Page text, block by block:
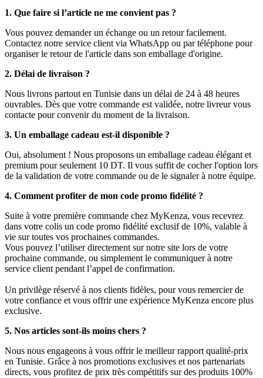
1. Que faire si l’article ne me convient pas ?
Vous pouvez demander un échange ou un retour facilement.
Contactez notre service client via WhatsApp ou par téléphone pour
organiser le retour de l'article dans son emballage d'origine.
2. Délai de livraison ?
Nous livrons partout en Tunisie dans un délai de 24 à 48 heures
ouvrables. Dès que votre commande est validée, notre livreur vous
contacte pour convenir du moment de la livraison.
3. Un emballage cadeau est-il disponible ?
Oui, absolument ! Nous proposons un emballage cadeau élégant et
premium pour seulement 10 DT. Il vous suffit de cocher l'option lors
de la validation de votre commande ou de le signaler à notre équipe.
4. Comment profiter de mon code promo fidélité ?
Suite à votre première commande chez MyKenza, vous recevrez
dans votre colis un code promo fidélité exclusif de 10%, valable à
vie sur toutes vos prochaines commandes.
Vous pouvez l’utiliser directement sur notre site lors de votre
prochaine commande, ou simplement le communiquer à notre
service client pendant l’appel de confirmation.
Un privilège réservé à nos clients fidèles, pour vous remercier de
votre confiance et vous offrir une expérience MyKenza encore plus
exclusive.
5. Nos articles sont-ils moins chers ?
Nous nous engageons à vous offrir le meilleur rapport qualité-prix
en Tunisie. Grâce à nos promotions exclusives et nos partenariats
directs, vous profitez de prix très compétitifs sur des produits 100%